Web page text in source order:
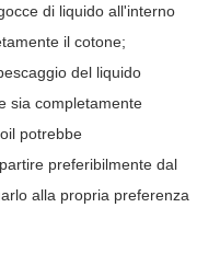
di liquido all'interno
il cotone;
del liquido
sia completamente
potrebbe
preferibilmente dal
alla propria preferenza